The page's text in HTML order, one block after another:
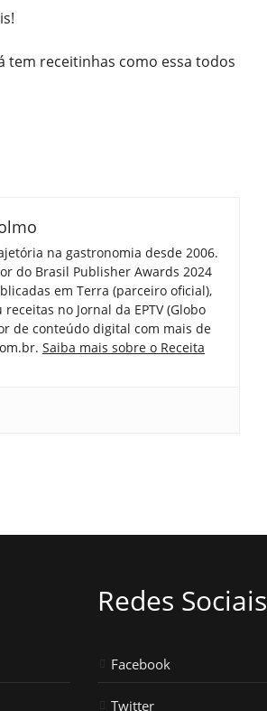
tem receitinhas como essa todos
na gastronomia desde 2006.
do Brasil Publisher Awards 2024
em Terra (parceiro oficial),
no Jornal da EPTV (Globo
de conteúdo digital com mais de
Saiba mais sobre o Receita
Redes Sociais
Facebook
Twitter